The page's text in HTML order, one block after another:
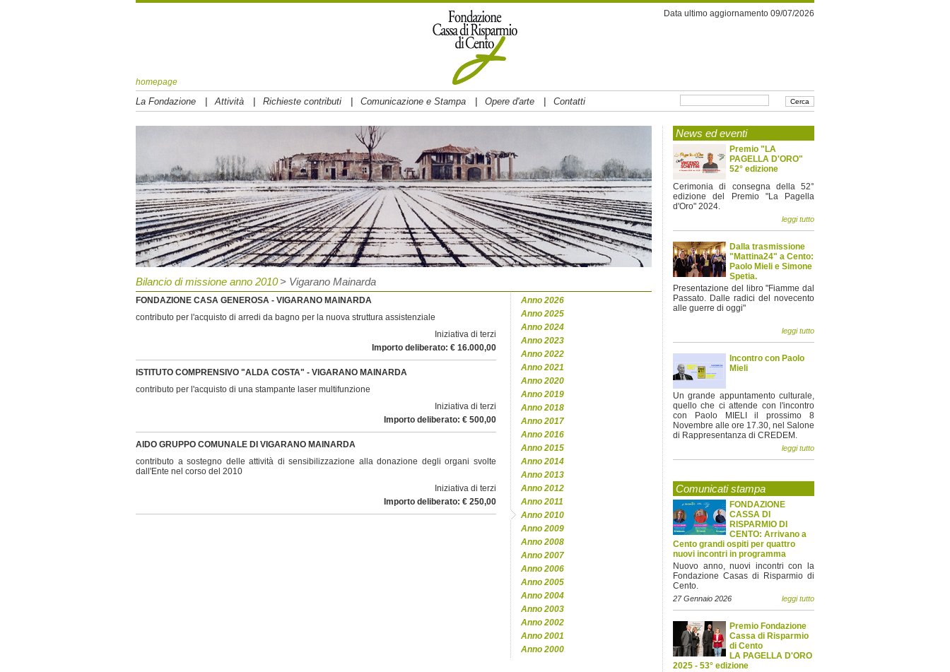
homepage
Data ultimo aggiornamento 09/07/2026
La Fondazione | Attività | Richieste contributi | Comunicazione e Stampa | Opere d'arte | Contatti
Bilancio di missione anno 2010 > Vigarano Mainarda
FONDAZIONE CASA GENEROSA - VIGARANO MAINARDA
contributo per l'acquisto di arredi da bagno per la nuova struttura assistenziale
Iniziativa di terzi
Importo deliberato: € 16.000,00
ISTITUTO COMPRENSIVO "ALDA COSTA" - VIGARANO MAINARDA
contributo per l'acquisto di una stampante laser multifunzione
Iniziativa di terzi
Importo deliberato: € 500,00
AIDO GRUPPO COMUNALE DI VIGARANO MAINARDA
contributo a sostegno delle attività di sensibilizzazione alla donazione degli organi svolte
dall'Ente nel corso del 2010
Iniziativa di terzi
Importo deliberato: € 250,00
Anno 2026
Anno 2025
Anno 2024
Anno 2023
Anno 2022
Anno 2021
Anno 2020
Anno 2019
Anno 2018
Anno 2017
Anno 2016
Anno 2015
Anno 2014
Anno 2013
Anno 2012
Anno 2011
Anno 2010
Anno 2009
Anno 2008
Anno 2007
Anno 2006
Anno 2005
Anno 2004
Anno 2003
Anno 2002
Anno 2001
Anno 2000
News ed eventi
Premio "LA
PAGELLA D'ORO"
52° edizione
Cerimonia di consegna della 52°
edizione del Premio "La Pagella
d'Oro" 2024.
leggi tutto
Dalla trasmissione
"Mattina24" a Cento:
Paolo Mieli e Simone
Spetia.
Presentazione del libro "Fiamme dal
Passato. Dalle radici del novecento
alle guerre di oggi"
leggi tutto
Incontro con Paolo
Mieli
Un grande appuntamento culturale,
quello che ci attende con l'incontro
con Paolo MIELI il prossimo 8
Novembre alle ore 17.30, nel Salone
di Rappresentanza di CREDEM.
leggi tutto
Comunicati stampa
FONDAZIONE
CASSA DI
RISPARMIO DI
CENTO: Arrivano a
Cento grandi ospiti per quattro
nuovi incontri in programma
Nuovo anno, nuovi incontri con la
Fondazione Casas di Risparmio di
Cento.
27 Gennaio 2026 leggi tutto
Premio Fondazione
Cassa di Risparmio
di Cento
LA PAGELLA D'ORO
2025 - 53° edizione